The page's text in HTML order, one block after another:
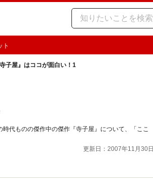
ト
子屋』はココが面白い！1
代ものの傑作中の傑作『寺子屋』について、「ここ
更新日：2007年11月30日